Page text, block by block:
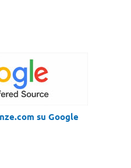
su Google